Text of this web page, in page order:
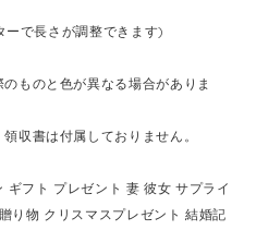
で長さが調整できます)
ものと色が異なる場合がありま
収書は付属しておりません。
フト プレゼント 妻 彼女 サプライ
り物 クリスマスプレゼント 結婚記